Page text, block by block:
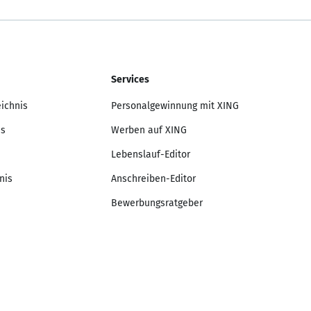
Services
Personalgewinnung mit XING
Werben auf XING
Lebenslauf-Editor
Anschreiben-Editor
Bewerbungsratgeber